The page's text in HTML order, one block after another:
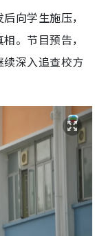
向学生施压，
。节目预告，
深入追查校方